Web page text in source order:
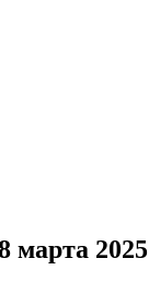
марта 2025